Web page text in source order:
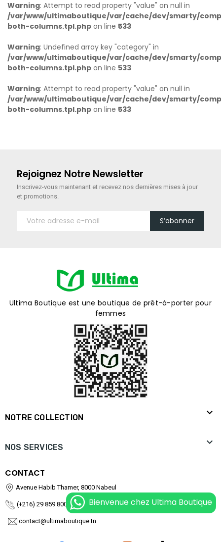
Warning: Attempt to read property "value" on null in
/var/www/ultimaboutique/var/cache/dev/smarty/
both-columns.tpl.php on line 533
Warning: Undefined array key "category" in
/var/www/ultimaboutique/var/cache/dev/smarty/
both-columns.tpl.php on line 533
Warning: Attempt to read property "value" on null in
/var/www/ultimaboutique/var/cache/dev/smarty/
both-columns.tpl.php on line 533
Rejoignez Notre Newsletter
Inscrivez-vous maintenant et recevez nos dernières mises à jour
et promotions.
S’abonner
Ultima Boutique est une boutique de prêt-à-porter pour
femmes
NOTRE COLLECTION 
NOS SERVICES 
CONTACT
Avenue Habib Thamer, 8000 Nabeul
(+216) 29 859 800
contact@ultimaboutique.tn
Bienvenue chez Ultima Boutique